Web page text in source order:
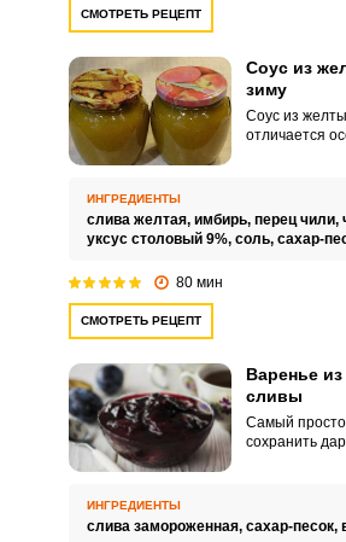
СМОТРЕТЬ РЕЦЕПТ
Соус из
зиму
Соус из
отличается
дополнение
блюдам.
ИНГРЕДИЕНТЫ
слива желтая, имбирь, перец чили,
уксус столовый 9%, соль, сахар-
80 мин
СМОТРЕТЬ РЕЦЕПТ
Варенье
сливы
Самый
сохранить
варенье.
ИНГРЕДИЕНТЫ
слива замороженная, сахар-песок,